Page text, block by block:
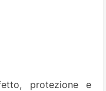
protezione e